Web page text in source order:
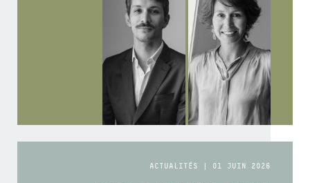
ACTUALITÉS | 01 JUIN 2026